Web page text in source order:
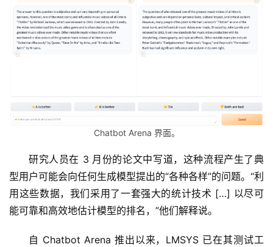
Chatbot Arena 界面。
研究人员在 3 月份的论文中写道，这种流程产生了典
型用户可能会向任何生成模型提出的“各种各样”的问题。“利
用这些数据，我们采用了一套强大的统计技术 […] 以尽可
能可靠和高效地估计模型的排名，”他们解释说。
自 Chatbot Arena 推出以来，LMSYS 已在其测试工